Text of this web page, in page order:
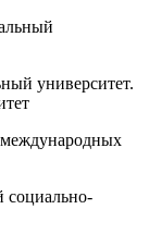
университет.
международных
социально-